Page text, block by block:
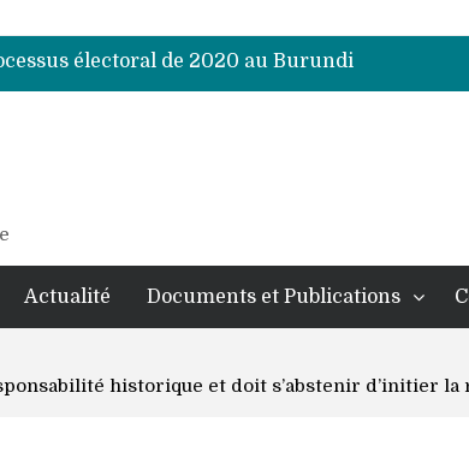
électoral de 2020 au Burundi
électoral de 2020 au Burundi
électoral de 2020 au Burundi
électoral de 2020 au Burundi
électoral de 2020 au Burundi
Actualité Documents et Publications
historique et doit s’abstenir d’initier